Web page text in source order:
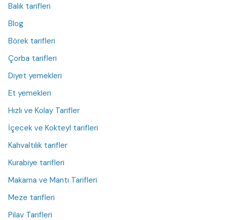
Balık tarifleri
Blog
Börek tarifleri
Çorba tarifleri
Diyet yemekleri
Et yemekleri
Hızlı ve Kolay Tarifler
İçecek ve Kokteyl tarifleri
Kahvaltılık tarifler
Kurabiye tarifleri
Makarna ve Mantı Tarifleri
Meze tarifleri
Pilav Tarifleri